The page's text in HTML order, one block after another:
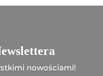
nowościami!